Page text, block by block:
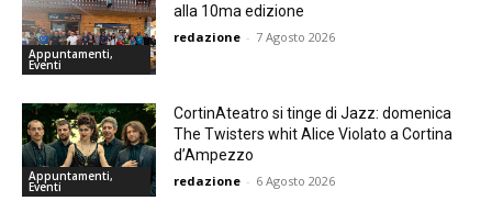
Appuntamenti,
Eventi
alla 10ma edizione
redazione - 7 Agosto 2026
Appuntamenti,
Eventi
CortinAteatro si tinge di Jazz: domenica
The Twisters whit Alice Violato a Cortina
d’Ampezzo
redazione - 6 Agosto 2026